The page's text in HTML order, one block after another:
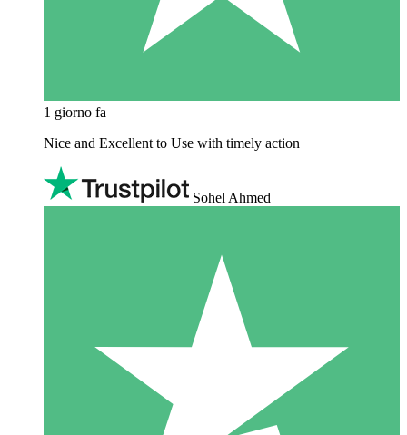
1 giorno fa
Nice and Excellent to Use with timely action
Sohel Ahmed